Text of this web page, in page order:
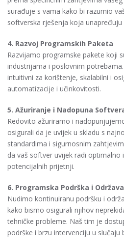
surađuje s vama kako bi razumio
softverska rješenja koja unapređuju
4. Razvoj Programskih Paketa
Razvijamo programske pakete koji
industrijama i poslovnim
intuitivni za korištenje, skalabilni i
automatizacije i učinkovitosti.
5. Ažuriranje i Nadopuna
Redovito ažuriramo i
osigurali da je uvijek u skladu s
standardima i sigurnosnim
da vaš softver uvijek radi optimalno
potencijalnih prijetnji.
6. Programska Podrška i
Nudimo kontinuiranu podršku i
kako bismo osigurali njihov
tehničke probleme. Naš tim je
podrške i brzu intervenciju u slučaju